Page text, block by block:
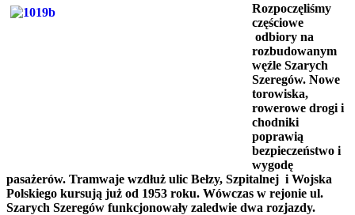
Rozpoczęliśmy
częściowe
odbiory na
rozbudowanym
węźle Szarych
Szeregów. Nowe
torowiska,
rowerowe drogi i
chodniki
poprawią
bezpieczeństwo i
wygodę
pasażerów. Tramwaje wzdłuż ulic Bełzy, Szpitalnej i Wojska
Polskiego kursują już od 1953 roku. Wówczas w rejonie ul.
Szarych Szeregów funkcjonowały zaledwie dwa rozjazdy.